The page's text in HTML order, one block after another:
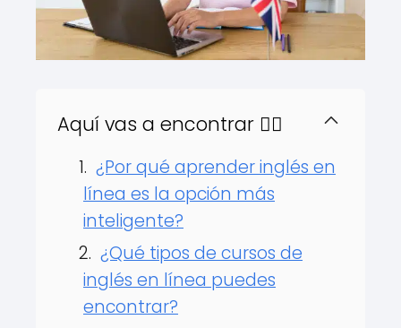
Aquí vas a encontrar 👇🏻
¿Por qué aprender inglés en
línea es la opción más
inteligente?
¿Qué tipos de cursos de
inglés en línea puedes
encontrar?